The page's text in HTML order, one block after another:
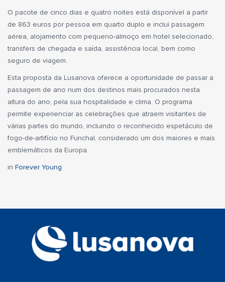
O pacote de cinco dias e quatro noites está disponível a partir
de 863 euros por pessoa em quarto duplo e inclui passagem
aérea, alojamento com pequeno-almoço em hotel selecionado,
transfers de chegada e saída, assistência local, bem como
seguro de viagem.
Esta proposta da Lusanova oferece a oportunidade de passar a
passagem de ano num dos destinos mais procurados nesta
altura do ano, pela sua hospitalidade e clima. O programa
permite experienciar as celebrações que atraem visitantes de
várias partes do mundo, incluindo o reconhecido espetáculo de
fogo-de-artifício no Funchal, considerado um dos maiores e mais
emblemáticos da Europa.
in Forever Young